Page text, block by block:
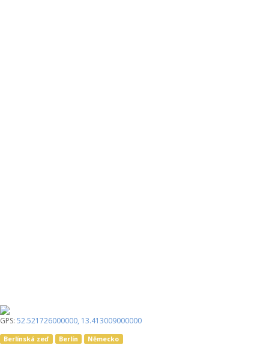
GPS: 52.521726000000, 13.413009000000
Berlínská zeď Berlín Německo